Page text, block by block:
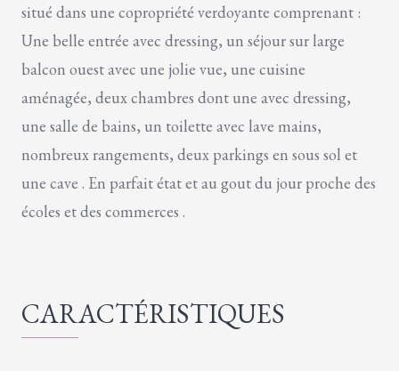
situé dans une copropriété verdoyante comprenant :
Une belle entrée avec dressing, un séjour sur large
balcon ouest avec une jolie vue, une cuisine
aménagée, deux chambres dont une avec dressing,
une salle de bains, un toilette avec lave mains,
nombreux rangements, deux parkings en sous sol et
une cave . En parfait état et au gout du jour proche des
écoles et des commerces .
CARACTÉRISTIQUES